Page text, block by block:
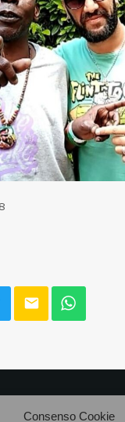
Consenso Cookie
email
Bandito • CF